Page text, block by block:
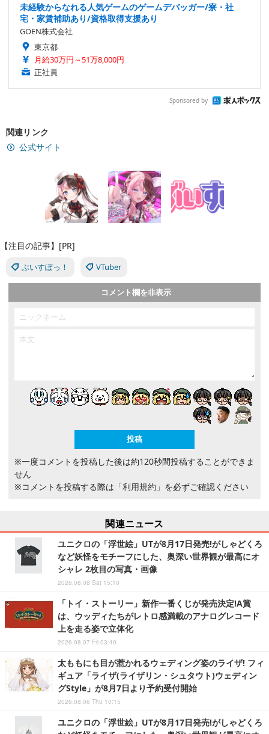
未経験からなれる人気ゲームのゲームデバッガー/寮・社
宅・家賃補助あり/資格取得支援あり
GOEN株式会社
東京都
月給30万円～51万8,000円
正社員
Sponsored by
関連リンク
公式サイト
【注目の記事】[PR]
ぶいすぽっ！ VTuber
コメント欄を非表示
※一度コメントを投稿した後は約120秒間投稿することができま
せん
※コメントを投稿する際は 「利用規約」 を必ずご確認ください
関連ニュース
ユニクロの「浮世絵」UTが8月17日発売!がしゃどくろ
など妖怪をモチーフにした、奥深い世界観が最高にオ
シャレ 2枚目の写真・画像
2026.08.08 Sat 15:10
「トイ・ストーリー」新作一番くじが発売決定!A賞
は、ウッディたちがレトロ感満載のアナログレコード
上を走る姿で立体化
2026.08.07 Fri 03:40
太ももにも目が惹かれるウェディング姿のライザ! フィ
ギュア「ライザ(ライザリン・シュタウト)ウェディン
グStyle」が8月7日より予約受付開始
2026.08.06 Thu 10:15
ユニクロの「浮世絵」UTが8月17日発売!がしゃどくろ